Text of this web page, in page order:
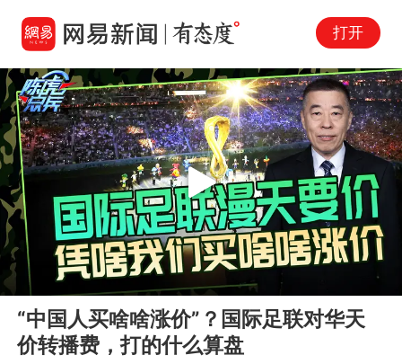
打开
00:00
Play
“中国人买啥啥涨价”？国际足联对华天
价转播费，打的什么算盘